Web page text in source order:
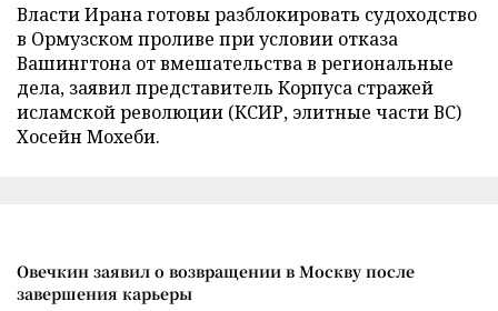
Власти Ирана готовы разблокировать судоходство
в Ормузском проливе при условии отказа
Вашингтона от вмешательства в региональные
дела, заявил представитель Корпуса стражей
исламской революции (КСИР, элитные части ВС)
Хосейн Мохеби.
Овечкин заявил о возвращении в Москву после
завершения карьеры